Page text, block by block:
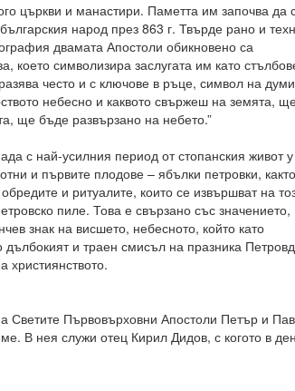
църкви и манастири. Паметта им започва да
народ през 863 г. Твърде рано и
двамата Апостоли обикновено са
което символизира заслугата им като
често и с ключове в ръце, символ на
небесно и каквото свържеш на земята,
ще бъде развързано на небето.”
с най-усилния период от стопанския живот у
и първите плодове – ябълки петровки,
и ритуалите, които се извършват на
пиле. Това е свързано със значението,
знак на висшето, небесното, който като
и траен смисъл на празника
християнството.
Светите Първовърховни Апостоли Петър и
В нея служи отец Кирил Дидов, с когото в